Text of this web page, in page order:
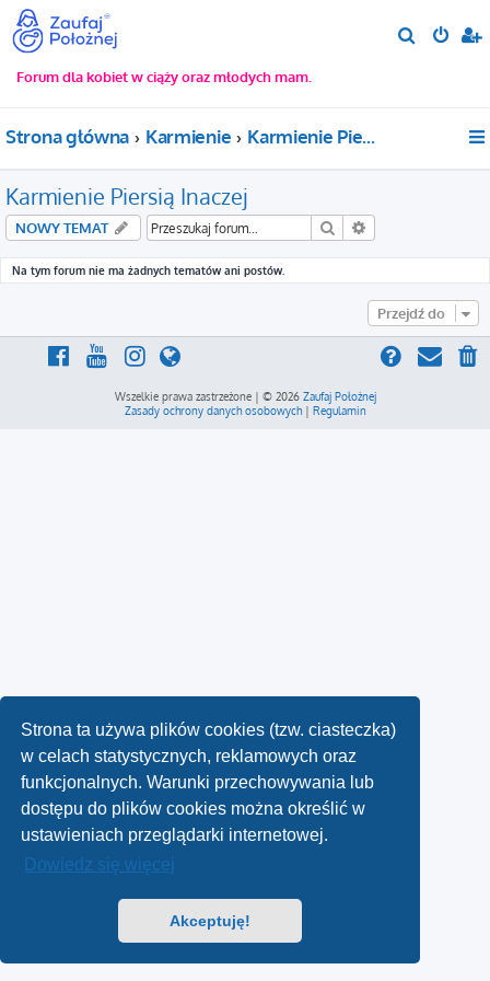
Strona ta używa plików cookies (tzw. ciasteczka)
w celach statystycznych, reklamowych oraz
funkcjonalnych. Warunki przechowywania lub
dostępu do plików cookies można określić w
ustawieniach przeglądarki internetowej.
Dowiedz się więcej
Akceptuję!
j
Forum dla kobiet w ciąży oraz młodych mam.
Strona główna Karmienie Karmienie Piersią Inaczej
Karmienie Piersią Inaczej
NOWY TEMAT Szukaj
Na tym forum nie ma żadnych tematów ani postów.
Przejdź do
Wszelkie prawa zastrzeżone | © 2026 Zaufaj Położnej
Zasady ochrony danych osobowych| Regulamin